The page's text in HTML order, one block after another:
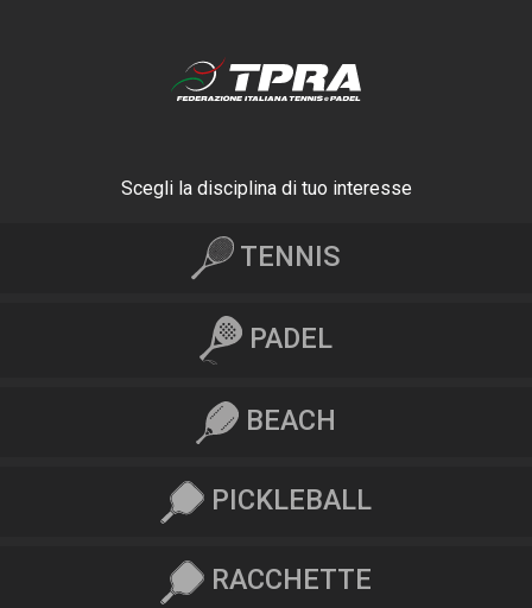
Scegli la disciplina di tuo interesse
TENNIS
PADEL
BEACH
PICKLEBALL
RACCHETTE